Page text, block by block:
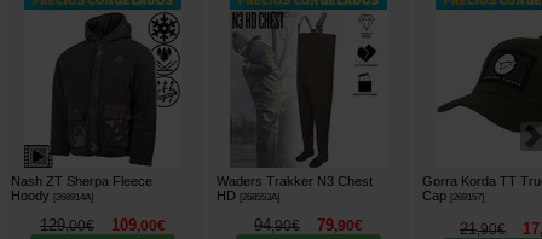
Nash ZT Sherpa Fleece
Hoody
268914A]
129,00€ 109,00€
Waders Trakker N3 Chest
HD
268553A]
94,90€ 79,90€
Gorra Korda TT
Cap
269157]
21,90€ 17